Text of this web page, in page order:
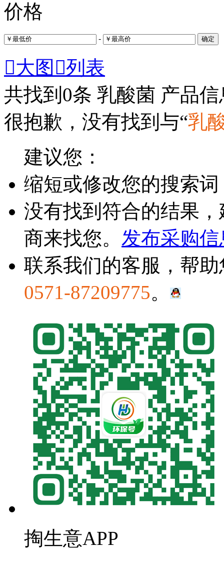
价格
- 确定
大图 列表
共找到 0条 乳酸菌 产品信
很抱歉，没有找到与“乳
建议您：
缩短或修改您的搜索
没有找到符合的结果
商来找您。 发布采购信
联系我们的客服，帮
0571-87209775。
掏生意APP